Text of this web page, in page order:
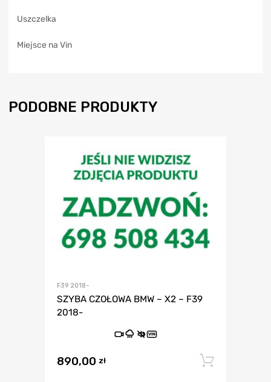
Uszczelka
Miejsce na Vin
PODOBNE PRODUKTY
F39 2018-
SZYBA CZOŁOWA BMW – X2 – F39
2018-
VIN
890,00 zł